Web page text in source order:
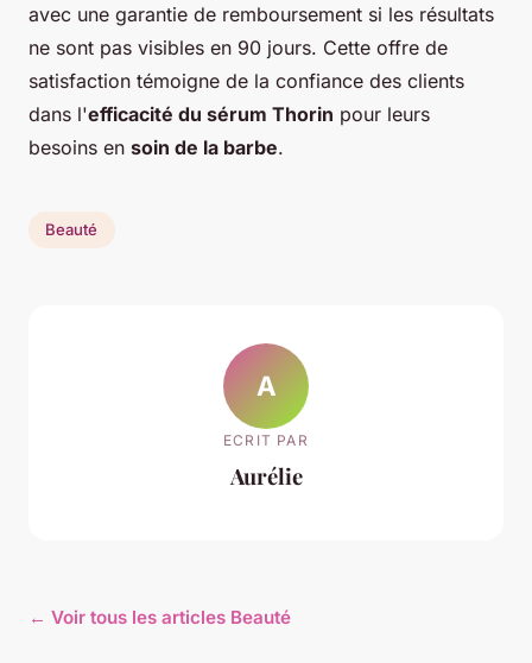
avec une garantie de remboursement si les résultats
ne sont pas visibles en 90 jours. Cette offre de
satisfaction témoigne de la confiance des clients
dans l'efficacité du sérum Thorin pour leurs
besoins en soin de la barbe.
Beauté
A
ECRIT PAR
Aurélie
← Voir tous les articles Beauté